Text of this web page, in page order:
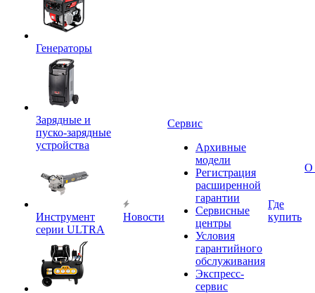
Генераторы
Зарядные и
пуско-зарядные
устройства
Инструмент
серии ULTRA
Новости
Сервис
Архивные
модели
Регистрация
расширенной
гарантии
Сервисные
центры
Условия
гарантийного
обслуживания
Экспресс-
сервис
Где
купить
О